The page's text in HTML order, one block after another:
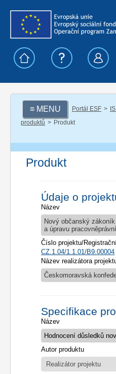
≡ MENU Portál ESF
produktů
Produkt
Produkt
Údaje o
Název
Nový občanský
a úpravu
Číslo projektu/
CZ.1.04/1.1.01/B9.00004
Název realizátora
Českomoravská
Specifikace
Název
Autor produktu